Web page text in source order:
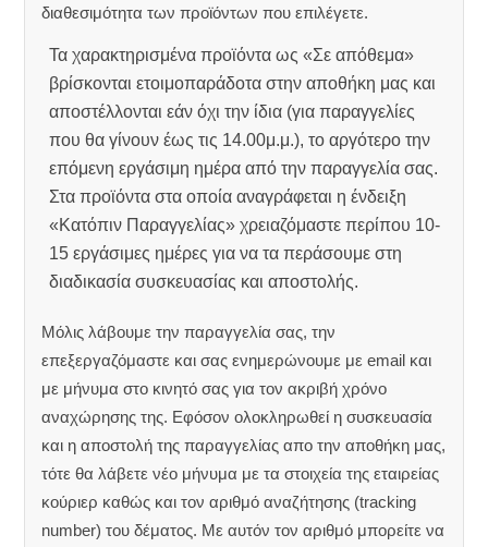
διαθεσιμότητα των προϊόντων που επιλέγετε.
Τα χαρακτηρισμένα προϊόντα ως «Σε απόθεμα»
βρίσκονται ετοιμοπαράδοτα στην αποθήκη μας και
αποστέλλονται εάν όχι την ίδια (για παραγγελίες
που θα γίνουν έως τις 14.00μ.μ.), το αργότερο την
επόμενη εργάσιμη ημέρα από την παραγγελία σας.
Στα προϊόντα στα οποία αναγράφεται η ένδειξη
«Κατόπιν Παραγγελίας» χρειαζόμαστε περίπου 10-
15 εργάσιμες ημέρες για να τα περάσουμε στη
διαδικασία συσκευασίας και αποστολής.
Μόλις λάβουμε την παραγγελία σας, την
επεξεργαζόμαστε και σας ενημερώνουμε με email και
με μήνυμα στο κινητό σας για τον ακριβή χρόνο
αναχώρησης της. Εφόσον ολοκληρωθεί η συσκευασία
και η αποστολή της παραγγελίας απο την αποθήκη μας,
τότε θα λάβετε νέο μήνυμα με τα στοιχεία της εταιρείας
κούριερ καθώς και τον αριθμό αναζήτησης (tracking
number) του δέματος. Με αυτόν τον αριθμό μπορείτε να